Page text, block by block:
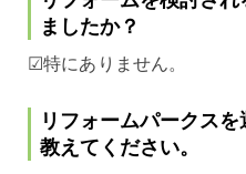
ましたか？
☑特にありません。
リフォームパークス
教えてください。